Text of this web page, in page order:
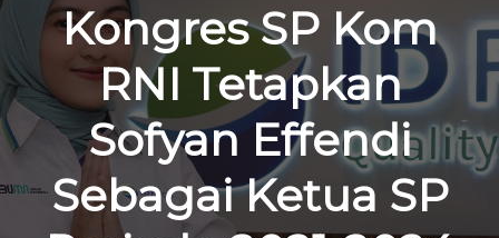
Kongres SP Kom
RNI Tetapkan
Sofyan Effendi
Sebagai Ketua SP